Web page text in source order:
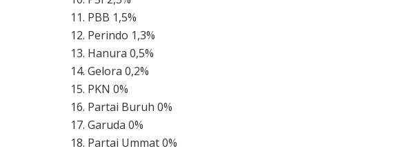
11. PBB 1,5%
12. Perindo 1,3%
13. Hanura 0,5%
14. Gelora 0,2%
15. PKN 0%
16. Partai Buruh 0%
17. Garuda 0%
18. Partai Ummat 0%